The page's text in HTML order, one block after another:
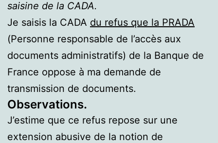
saisine de la CADA.
Je saisis la CADA du refus que la PRADA
(Personne responsable de l’accès aux
documents administratifs) de la Banque de
France oppose à ma demande de
transmission de documents.
Observations.
J’estime que ce refus repose sur une
extension abusive de la notion de